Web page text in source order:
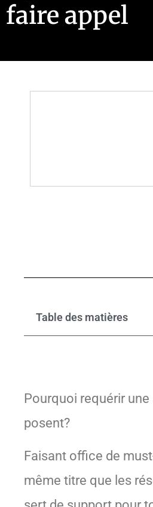
faire appel
Table des matières
Pourquoi requérir
posent?
Faisant office de
même titre que les